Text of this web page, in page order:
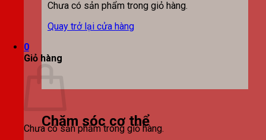
Chưa có sản phẩm trong giỏ hàng.
Quay trở lại cửa hàng
0
Giỏ hàng
Chưa có sản phẩm trong giỏ hàng.
Chăm sóc cơ thể